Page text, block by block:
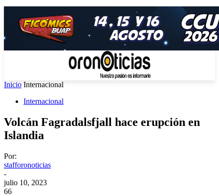
Inicio Internacional
Internacional
Volcán Fagradalsfjall hace erupción en
Islandia
Por:
stafforonoticias
-
julio 10, 2023
66